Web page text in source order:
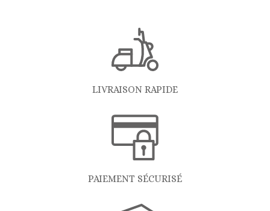
LIVRAISON RAPIDE
PAIEMENT SÉCURISÉ